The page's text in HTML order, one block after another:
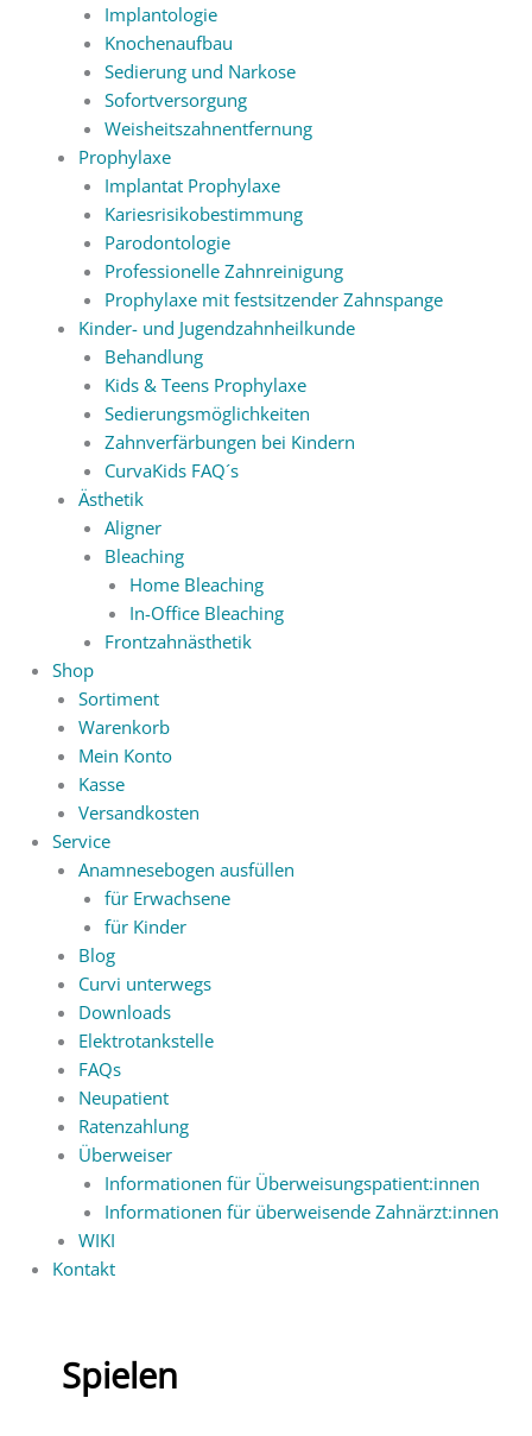
Implantologie
Knochenaufbau
Sedierung und Narkose
Sofortversorgung
Weisheitszahnentfernung
Prophylaxe
Implantat Prophylaxe
Kariesrisikobestimmung
Parodontologie
Professionelle Zahnreinigung
Prophylaxe mit festsitzender Zahnspange
Kinder- und Jugendzahnheilkunde
Behandlung
Kids & Teens Prophylaxe
Sedierungsmöglichkeiten
Zahnverfärbungen bei Kindern
CurvaKids FAQ´s
Ästhetik
Aligner
Bleaching
Home Bleaching
In-Office Bleaching
Frontzahnästhetik
Shop
Sortiment
Warenkorb
Mein Konto
Kasse
Versandkosten
Service
Anamnesebogen ausfüllen
für Erwachsene
für Kinder
Blog
Curvi unterwegs
Downloads
Elektrotankstelle
FAQs
Neupatient
Ratenzahlung
Überweiser
Informationen für Überweisungspatient:innen
Informationen für überweisende Zahnärzt:innen
WIKI
Kontakt
Spielen